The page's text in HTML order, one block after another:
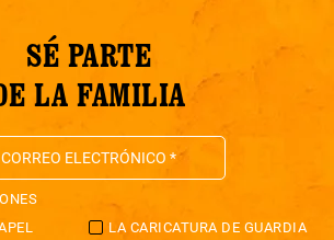
SÉ PARTE
LA FAMILIA
LA CARICATURA DE GUARDIA